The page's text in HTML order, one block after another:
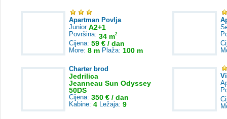
Apartman Povlja
Junior A2+1
Površina: 34 m2
Cijena: 59 € / dan
More: 8 m Plaža: 100 m
Charter brod
Jedrilica
Jeanneau Sun Odyssey
50DS
Cijena: 350 € / dan
Kabine: 4 Ležaja: 9